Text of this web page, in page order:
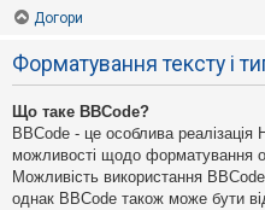
Догори
Форматування тексту і
Що таке BBCode?
BBCode - це особлива
можливості щодо форматування
Можливість використання
однак BBCode також може бути